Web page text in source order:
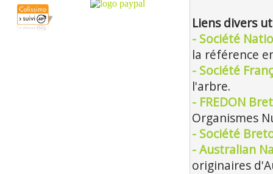
Liens divers
- Société
la référence
- Société
l'arbre.
- FREDON
Organismes
- Société
- Australian
originaires